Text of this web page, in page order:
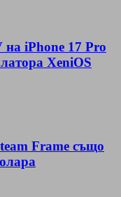
iPhone 17 Pro
XeniOS
Frame също